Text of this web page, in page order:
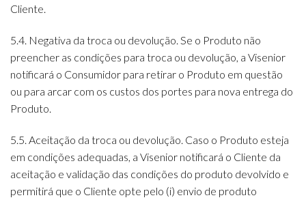
Cliente.
5.4. Negativa da troca ou devolução. Se o Produto não
preencher as condições para troca ou devolução, a Visenior
notificará o Consumidor para retirar o Produto em questão
ou para arcar com os custos dos portes para nova entrega do
Produto.
5.5. Aceitação da troca ou devolução. Caso o Produto esteja
em condições adequadas, a Visenior notificará o Cliente da
aceitação e validação das condições do produto devolvido e
permitirá que o Cliente opte pelo (i) envio de produto